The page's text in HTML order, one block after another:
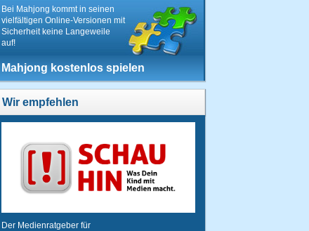
Bei Mahjong kommt in seinen
vielfältigen Online-Versionen mit
Sicherheit keine Langeweile
auf!
Mahjong kostenlos spielen
Wir empfehlen
Der Medienratgeber für